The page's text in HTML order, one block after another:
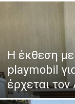
Η έκθεση
playmobil
έρχεται